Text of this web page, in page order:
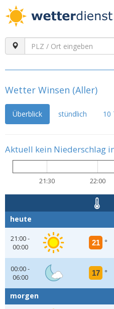
Wetter Winsen (Aller)
Überblick stündlich 10
Aktuell kein Niederschlag
21:30 22:00
heute
21:00 -
00:00
21 °
00:00 -
06:00
17 °
morgen